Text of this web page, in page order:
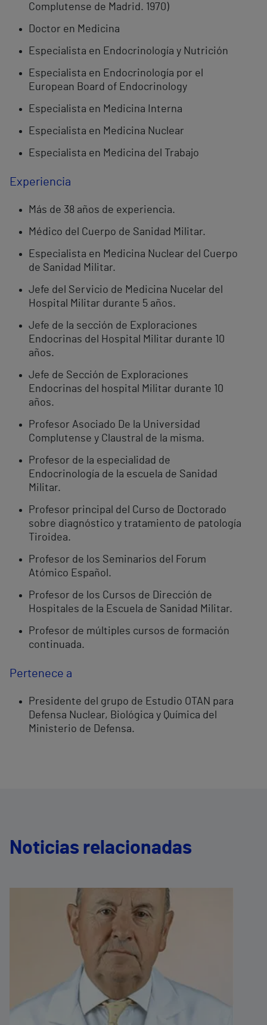
Complutense de Madrid. 1970)
Doctor en Medicina
Especialista en Endocrinología y Nutrición
Especialista en Endocrinología por el
European Board of Endocrinology
Especialista en Medicina Interna
Especialista en Medicina Nuclear
Especialista en Medicina del Trabajo
Experiencia
Más de 38 años de experiencia.
Médico del Cuerpo de Sanidad Militar.
Especialista en Medicina Nuclear del Cuerpo
de Sanidad Militar.
Jefe del Servicio de Medicina Nucelar del
Hospital Militar durante 5 años.
Jefe de la sección de Exploraciones
Endocrinas del Hospital Militar durante 10
años.
Jefe de Sección de Exploraciones
Endocrinas del hospital Militar durante 10
años.
Profesor Asociado De la Universidad
Complutense y Claustral de la misma.
Profesor de la especialidad de
Endocrinología de la escuela de Sanidad
Militar.
Profesor principal del Curso de Doctorado
sobre diagnóstico y tratamiento de patología
Tiroidea.
Profesor de los Seminarios del Forum
Atómico Español.
Profesor de los Cursos de Dirección de
Hospitales de la Escuela de Sanidad Militar.
Profesor de múltiples cursos de formación
continuada.
Pertenece a
Presidente del grupo de Estudio OTAN para
Defensa Nuclear, Biológica y Química del
Ministerio de Defensa.
Noticias relacionadas